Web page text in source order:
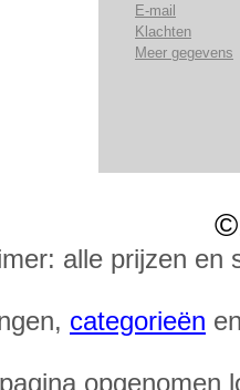
E-mail
Klachten
Meer gegevens
alle prijzen en
categorieën
opgenomen